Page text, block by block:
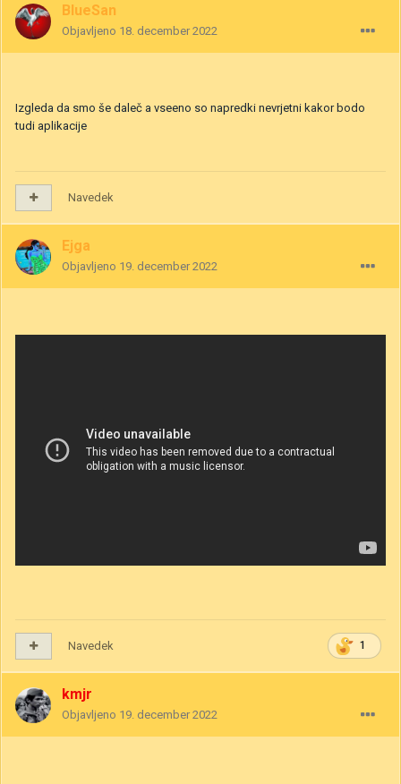
BlueSan
Objavljeno 18. december 2022
Izgleda da smo še daleč a vseeno so napredki nevrjetni kakor bodo
tudi aplikacije
Navedek
Ejga
Objavljeno 19. december 2022
1
Navedek
kmjr
Objavljeno 19. december 2022